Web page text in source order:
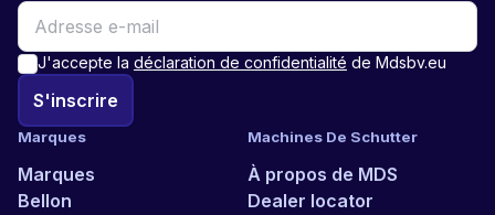
Marques
Marques
Bellon
Machines De Schutter
À propos de MDS
Dealer locator
J'accepte la déclaration de confidentialité de Mdsbv.eu
S'inscrire